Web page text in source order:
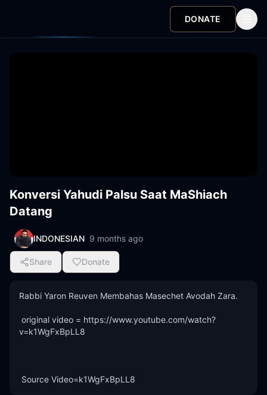
DONATE
Konversi Yahudi Palsu Saat MaShiach
Datang
INDONESIAN 9 months ago
Share Donate
Rabbi Yaron Reuven Membahas Masechet Avodah Zara.
v=k1WgFxBpLL8
Source Video=k1WgFxBpLL8